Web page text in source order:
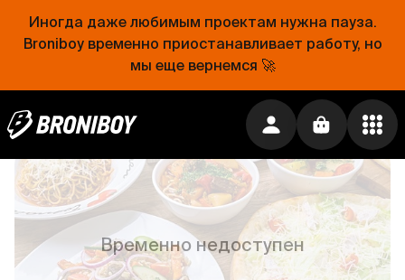
Иногда даже любимым проектам нужна пауза.
Broniboy временно приостанавливает работу, но
мы еще вернемся 🚀
Европейская кухня • ₽₽
214 ₽
Временно недоступен